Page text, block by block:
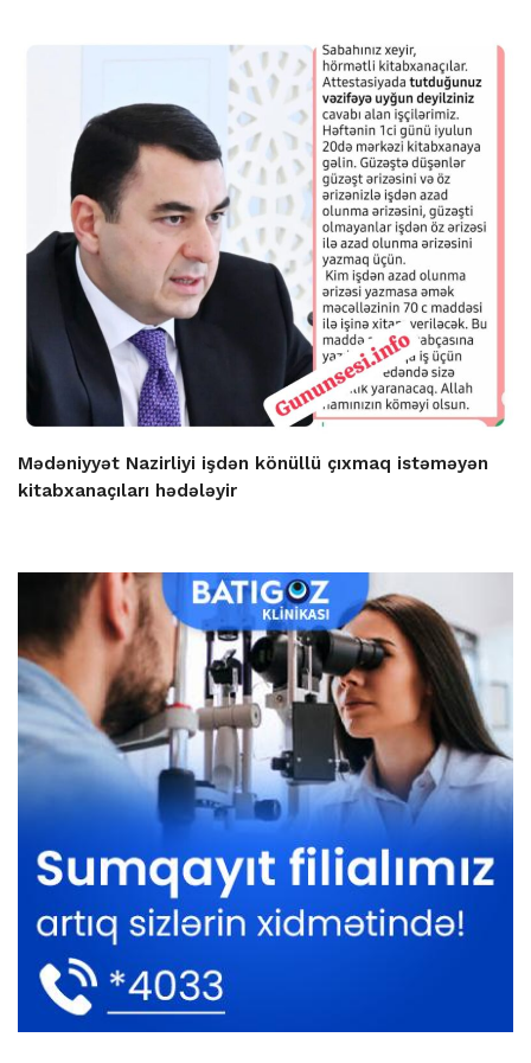
Mədəniyyət Nazirliyi işdən könüllü çıxmaq istəməyən
kitabxanaçıları hədələyir